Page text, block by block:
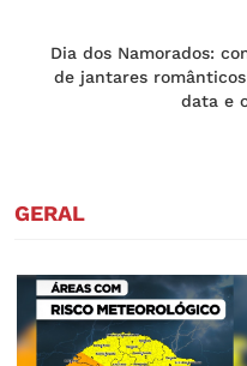
Dia dos Namorados:
de jantares
data e
GERAL